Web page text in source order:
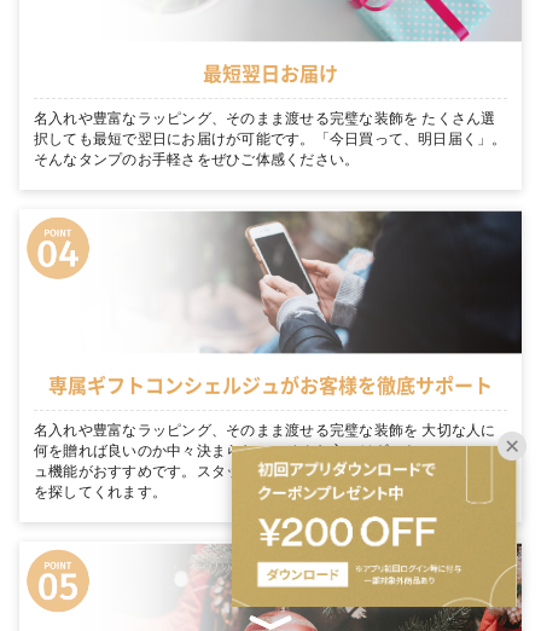
最短翌日お届け
名入れや豊富なラッピング、そのまま渡せる完璧な装飾を たくさん選
択しても最短で翌日にお届けが可能です。「今日買って、明日届く」。
そんなタンプのお手軽さをぜひご体感ください。
専属ギフトコンシェルジュがお客様を徹底サポート
名入れや豊富なラッピング、そのまま渡せる完璧な装飾を 大切な人に
何を贈れば良いのか中々決まらない… そんな方にはギフトコンシェルジ
ュ機能がおすすめです。スタッフがあなたのシーンにぴったりのギフト
を探してくれます。